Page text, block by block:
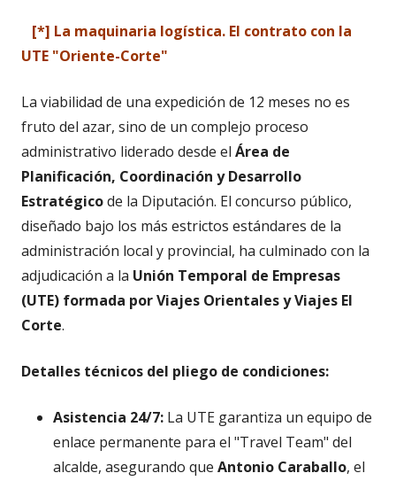
[*] La maquinaria logística. El contrato con la
UTE "Oriente-Corte"
La viabilidad de una expedición de 12 meses no es
fruto del azar, sino de un complejo proceso
administrativo liderado desde el Área de
Planificación, Coordinación y Desarrollo
Estratégicode la Diputación. El concurso público,
diseñado bajo los más estrictos estándares de la
administración local y provincial, ha culminado con la
adjudicación a la Unión Temporal de Empresas
(UTE) formada por Viajes Orientales y Viajes El
Corte.
Detalles técnicos del pliego de condiciones:
Asistencia 24/7: La UTE garantiza un equipo de
enlace permanente para el "Travel Team" del
alcalde, asegurando que Antonio Caraballo, el